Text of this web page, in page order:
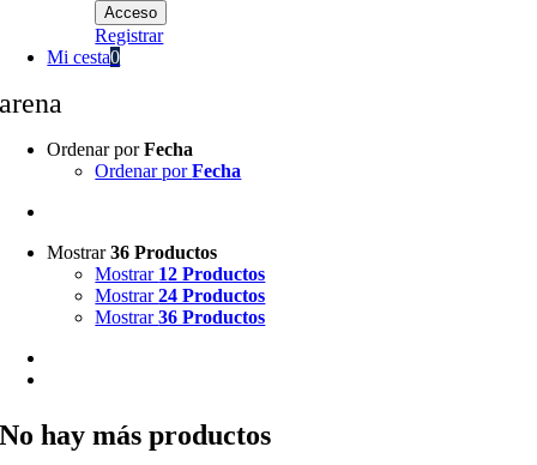
Registrar
Mi cesta0
arena
Ordenar porFecha
Ordenar porFecha
Mostrar36 Productos
Mostrar 12 Productos
Mostrar24 Productos
Mostrar36 Productos
No hay más productos